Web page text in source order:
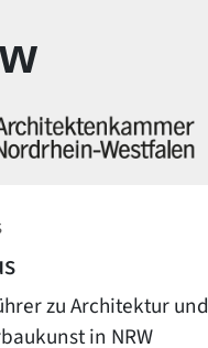
zu Architektur und
in NRW